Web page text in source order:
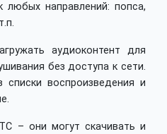
любых направлений: попса,
аудиоконтент для
без доступа к сети.
списки воспроизведения и
– они могут скачивать и